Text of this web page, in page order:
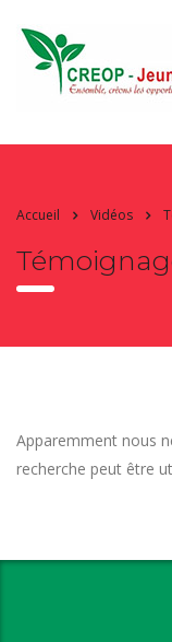
Accueil Vidéos
Apparemment nous
recherche peut être